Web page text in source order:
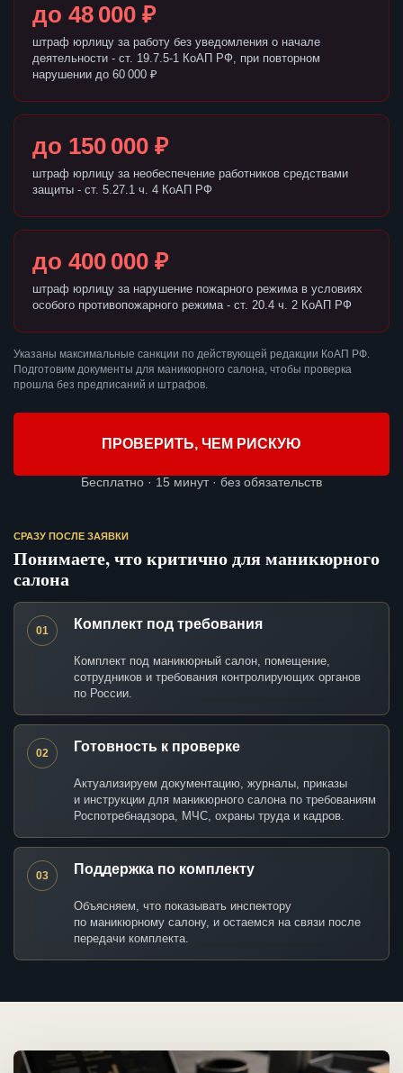
до 48 000 ₽
штраф юрлицу за работу без уведомления о начале
деятельности - ст. 19.7.5-1 КоАП РФ, при повторном
нарушении до 60 000 ₽
до 150 000 ₽
штраф юрлицу за необеспечение работников средствами
защиты - ст. 5.27.1 ч. 4 КоАП РФ
до 400 000 ₽
штраф юрлицу за нарушение пожарного режима в условиях
особого противопожарного режима - ст. 20.4 ч. 2 КоАП РФ
Указаны максимальные санкции по действующей редакции КоАП РФ.
Подготовим документы для маникюрного салона, чтобы проверка
прошла без предписаний и штрафов.
ПРОВЕРИТЬ, ЧЕМ РИСКУЮ
Бесплатно · 15 минут · без обязательств
СРАЗУ ПОСЛЕ ЗАЯВКИ
Понимаете, что критично для маникюрного
салона
01 Комплект под требования
Комплект под маникюрный салон, помещение,
сотрудников и требования контролирующих органов
по России.
02 Готовность к проверке
Актуализируем документацию, журналы, приказы
и инструкции для маникюрного салона по требованиям
Роспотребнадзора, МЧС, охраны труда и кадров.
03 Поддержка по комплекту
Объясняем, что показывать инспектору
по маникюрному салону, и остаемся на связи после
передачи комплекта.